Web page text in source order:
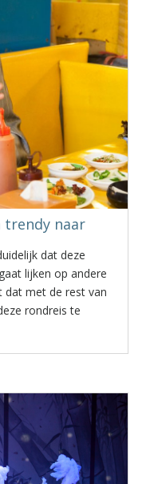
trendy naar
dat deze
lijken op andere
dat met de rest van
rondreis te